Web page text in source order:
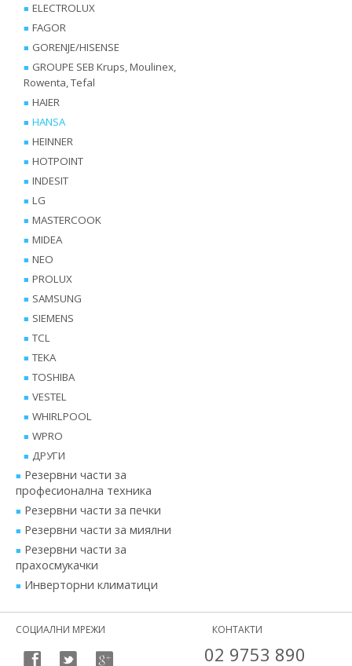
ELECTROLUX
FAGOR
GORENJE/HISENSE
GROUPE SEB Krups, Moulinex,
Rowenta, Tefal
HAIER
HANSA
HEINNER
HOTPOINT
INDESIT
LG
MASTERCOOK
MIDEA
NEO
PROLUX
SAMSUNG
SIEMENS
TCL
TEKA
TOSHIBA
VESTEL
WHIRLPOOL
WPRO
ДРУГИ
Резервни части за
професионална техника
Резервни части за печки
Резервни части за миялни
Резервни части за
прахосмукачки
Инверторни климатици
СОЦИАЛНИ МРЕЖИ КОНТАКТИ
02 9753 890